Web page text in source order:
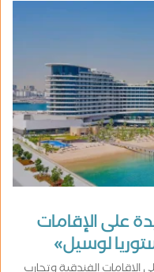
على الإقامات
لوسيل»